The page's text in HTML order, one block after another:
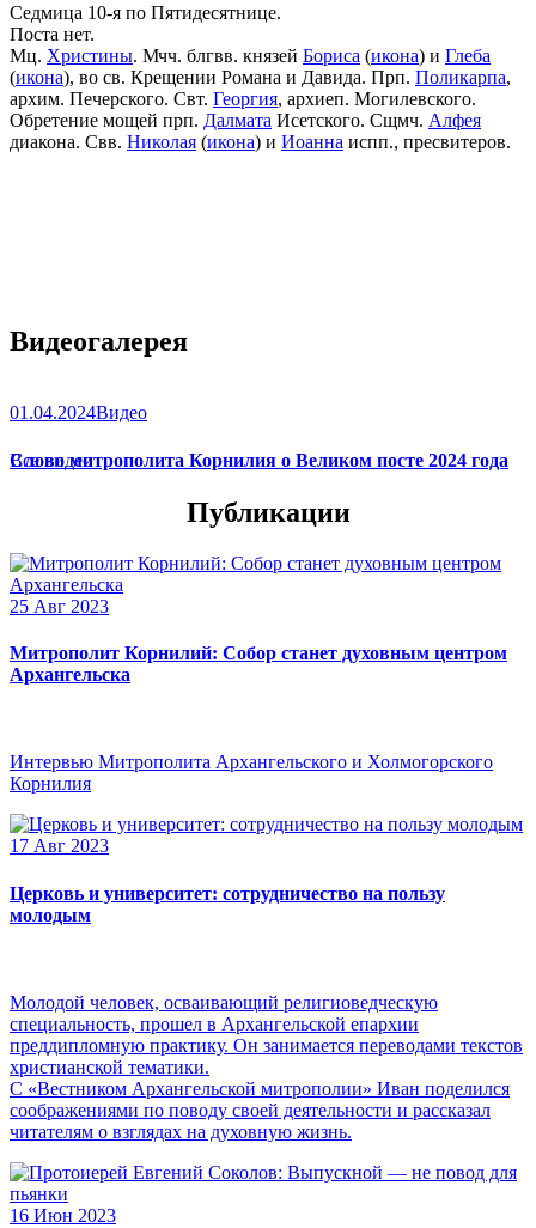
Седмица 10-я по Пятидесятнице.
Поста нет.
Мц. Христины. Мчч. блгвв. князей Бориса (икона) и Глеба
(икона), во св. Крещении Романа и Давида. Прп. Поликарпа,
архим. Печерского. Свт. Георгия, архиеп. Могилевского.
Обретение мощей прп. Далмата Исетского. Сщмч. Алфея
диакона. Свв. Николая (икона) и Иоанна испп., пресвитеров.
Видеогалерея
01.04.2024Видео
Слово митрополита Корнилия о Великом посте 2024 года
Все видео
Публикации
25 Авг 2023
Митрополит Корнилий: Собор станет духовным центром
Архангельска
Интервью Митрополита Архангельского и Холмогорского
Корнилия
17 Авг 2023
Церковь и университет: сотрудничество на пользу
молодым
Молодой человек, осваивающий религиоведческую
специальность, прошел в Архангельской епархии
преддипломную практику. Он занимается переводами текстов
христианской тематики.
С «Вестником Архангельской митрополии» Иван поделился
соображениями по поводу своей деятельности и рассказал
читателям о взглядах на духовную жизнь.
16 Июн 2023